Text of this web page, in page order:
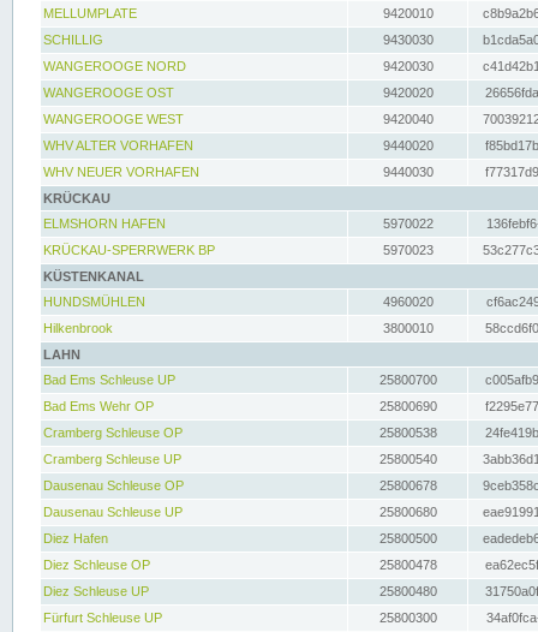
MELLUMPLATE
9420010
SCHILLIG
9430030
WANGEROOGE NORD
9420030
WANGEROOGE OST
9420020
WANGEROOGE WEST
9420040
WHV ALTER VORHAFEN
9440020
WHV NEUER VORHAFEN
9440030
KRÜCKAU
ELMSHORN HAFEN
5970022
KRÜCKAU-SPERRWERK BP
5970023
KÜSTENKANAL
HUNDSMÜHLEN
4960020
Hilkenbrook
3800010
LAHN
Bad Ems Schleuse UP
25800700
Bad Ems Wehr OP
25800690
Cramberg Schleuse OP
25800538
Cramberg Schleuse UP
25800540
Dausenau Schleuse OP
25800678
Dausenau Schleuse UP
25800680
Diez Hafen
25800500
Diez Schleuse OP
25800478
Diez Schleuse UP
25800480
Fürfurt Schleuse UP
25800300